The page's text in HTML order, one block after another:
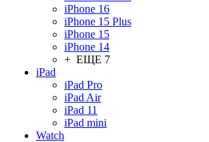
iPhone 16
iPhone 15 Plus
iPhone 15
iPhone 14
+ ЕЩЕ 7
iPad
iPad Pro
iPad Air
iPad 11
iPad mini
Watch